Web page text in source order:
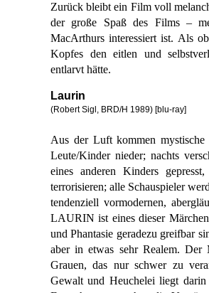
Zurück bleibt ein Film voll
der große Spaß des Films –
MacArthurs interessiert ist. Als
Kopfes den eitlen und
entlarvt hätte.
Laurin
(Robert Sigl, BRD/H 1989) [blu-ray]
Aus der Luft kommen
Leute/Kinder nieder; nachts
eines anderen Kinders
terrorisieren; alle Schauspieler
tendenziell vormodernen,
LAURIN ist eines dieser
und Phantasie geradezu greifbar
aber in etwas sehr Realem. Der
Grauen, das nur schwer zu
Gewalt und Heuchelei liegt